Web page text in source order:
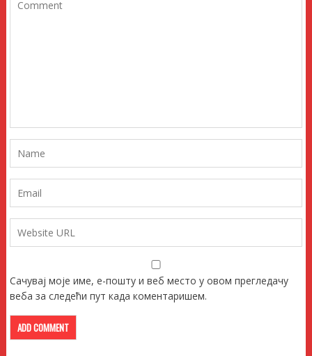
Сачувај моје име, е-пошту и веб место у овом прегледачу
веба за следећи пут када коментаришем.